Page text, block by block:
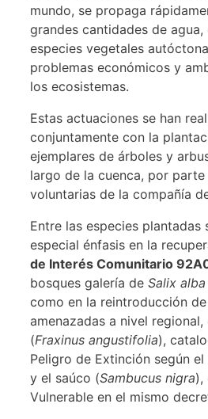
mundo, se propaga
grandes cantidades de agua,
especies vegetales
problemas económicos y
los ecosistemas.
Estas actuaciones se han
conjuntamente con la
ejemplares de árboles y
largo de la cuenca, por
voluntarias de la compañía
Entre las especies plantadas
especial énfasis en la
de Interés Comunitario
bosques galería de Salix
como en la reintroducción
amenazadas a nivel
(Fraxinus angustifolia),
Peligro de Extinción según
y el saúco (Sambucus nigra),
Vulnerable en el mismo